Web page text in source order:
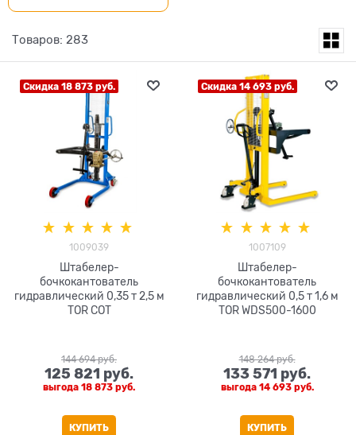
Товаров: 283
Скидка 18 873 руб.
1009039
Штабелер-
бочкокантователь
гидравлический 0,35 т 2,5 м
TOR COT
144 694 руб.
125 821 руб.
выгода 18 873 руб.
КУПИТЬ
Скидка 14 693 руб.
1007109
Штабелер-
бочкокантователь
гидравлический 0,5 т 1,6 м
TOR WDS500-1600
148 264 руб.
133 571 руб.
выгода 14 693 руб.
КУПИТЬ